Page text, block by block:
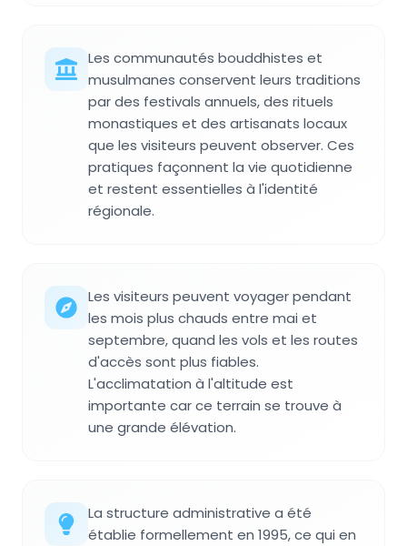
Les communautés bouddhistes et
musulmanes conservent leurs traditions
par des festivals annuels, des rituels
monastiques et des artisanats locaux
que les visiteurs peuvent observer. Ces
pratiques façonnent la vie quotidienne
et restent essentielles à l'identité
régionale.
Les visiteurs peuvent voyager pendant
les mois plus chauds entre mai et
septembre, quand les vols et les routes
d'accès sont plus fiables.
L'acclimatation à l'altitude est
importante car ce terrain se trouve à
une grande élévation.
La structure administrative a été
établie formellement en 1995, ce qui en